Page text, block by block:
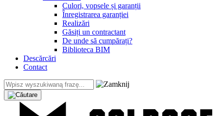
Culori, vopsele și garanții
Înregistrarea garanției
Realizări
Găsiți un contractant
De unde să cumpărați?
Biblioteca BIM
Descărcări
Contact